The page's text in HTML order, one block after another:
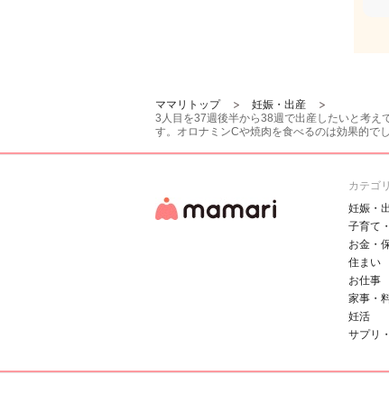
ママリトップ
妊娠・出産
3人目を37週後半から38週で出産したいと考え
す。オロナミンCや焼肉を食べるのは効果的でし
カテゴ
妊娠・
子育て
お金・
住まい
お仕事
家事・
妊活
サプリ